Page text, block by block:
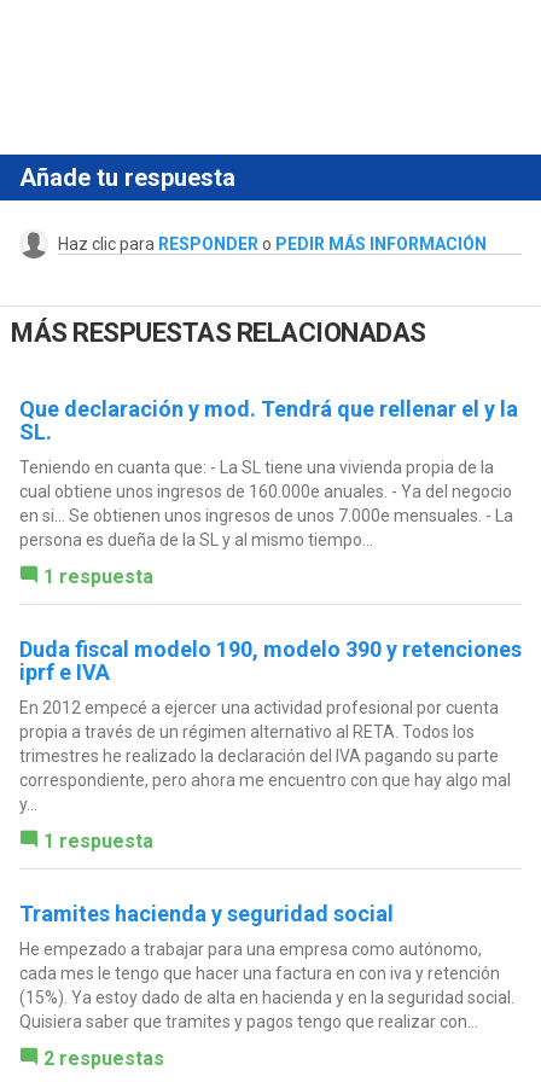
Añade tu respuesta
Haz clic para RESPONDER o PEDIR MÁS INFORMACIÓN
MÁS RESPUESTAS RELACIONADAS
Que declaración y mod. Tendrá que rellenar el y la
SL.
Teniendo en cuanta que: - La SL tiene una vivienda propia de la
cual obtiene unos ingresos de 160.000e anuales. - Ya del negocio
en si... Se obtienen unos ingresos de unos 7.000e mensuales. - La
persona es dueña de la SL y al mismo tiempo...
1 respuesta
Duda fiscal modelo 190, modelo 390 y retenciones
iprf e IVA
En 2012 empecé a ejercer una actividad profesional por cuenta
propia a través de un régimen alternativo al RETA. Todos los
trimestres he realizado la declaración del IVA pagando su parte
correspondiente, pero ahora me encuentro con que hay algo mal
y...
1 respuesta
Tramites hacienda y seguridad social
He empezado a trabajar para una empresa como autónomo,
cada mes le tengo que hacer una factura en con iva y retención
(15%). Ya estoy dado de alta en hacienda y en la seguridad social.
Quisiera saber que tramites y pagos tengo que realizar con...
2 respuestas